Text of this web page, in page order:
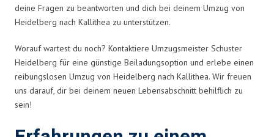
deine Fragen zu beantworten und dich bei deinem Umzug von
Heidelberg nach Kallithea zu unterstützen.
Worauf wartest du noch? Kontaktiere Umzugsmeister Schuster
Heidelberg für eine günstige Beiladungsoption und erlebe einen
reibungslosen Umzug von Heidelberg nach Kallithea. Wir freuen
uns darauf, dir bei deinem neuen Lebensabschnitt behilflich zu
sein!